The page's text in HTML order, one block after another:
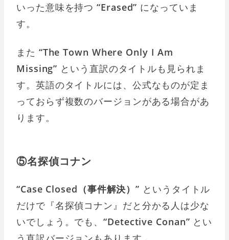
いった意味を持つ“Erased” になっていま
す。
また “The Town Where Only I Am
Missing” という直訳のタイトルも見られま
す。英語のタイトルには、公式なものが定ま
っておらず複数のバージョンがある場合があ
ります。
⑤名探偵コナン
“Case Closed（事件解決）” というタイトル
だけで『名探偵コナン』だと分かる人は少な
いでしょう。でも、“Detective Conan” とい